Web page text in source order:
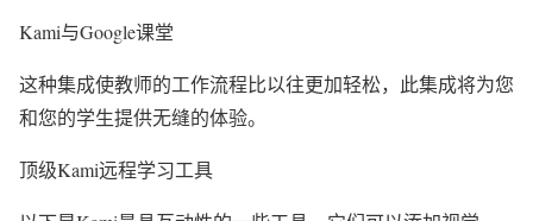
Kami与Google课堂
这种集成使教师的工作流程比以往更加轻松，此集成将为您
和您的学生提供无缝的体验。
顶级Kami远程学习工具